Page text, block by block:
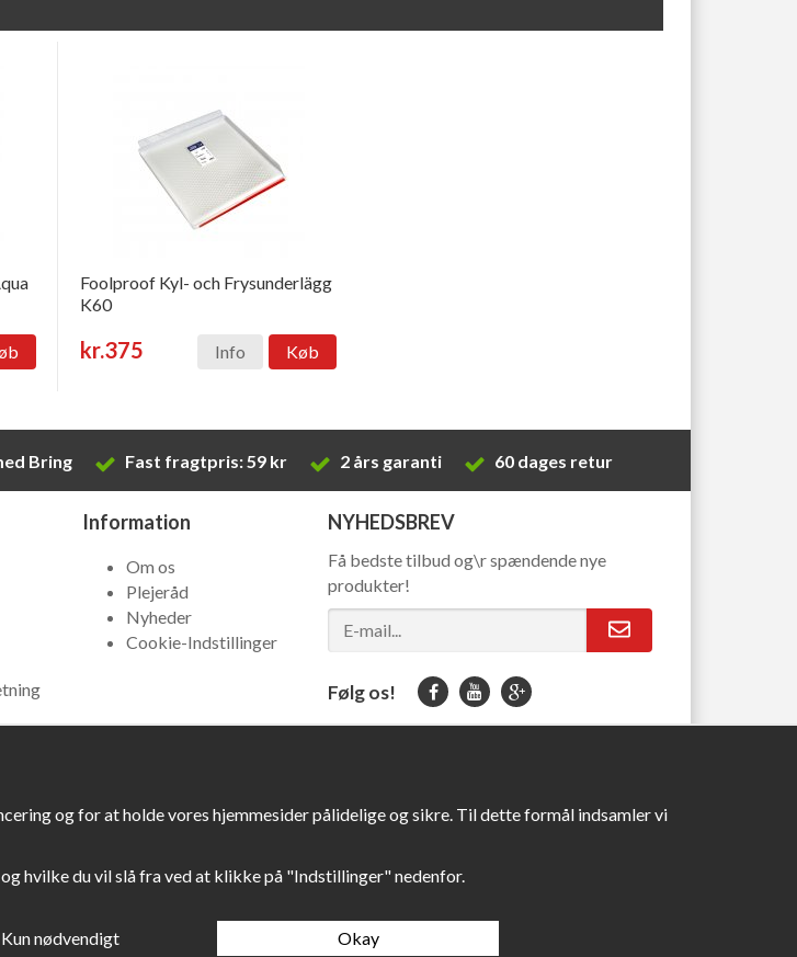
Foolproof Kyl- och Frysunderlägg
K60
kr.375 Info Køb
Bring Fast fragtpris: 59 kr 2 års garanti 60 dages retur
Information
Om os
Plejeråd
Nyheder
Cookie-Indstillinger
NYHEDSBREV
Få bedste tilbud og\r spændende nye
produkter!
Følg os!
og for at holde vores hjemmesider pålidelige og sikre. Til dette formål indsamler vi
hvilke du vil slå fra ved at klikke på "Indstillinger" nedenfor.
Kun nødvendigt Okay